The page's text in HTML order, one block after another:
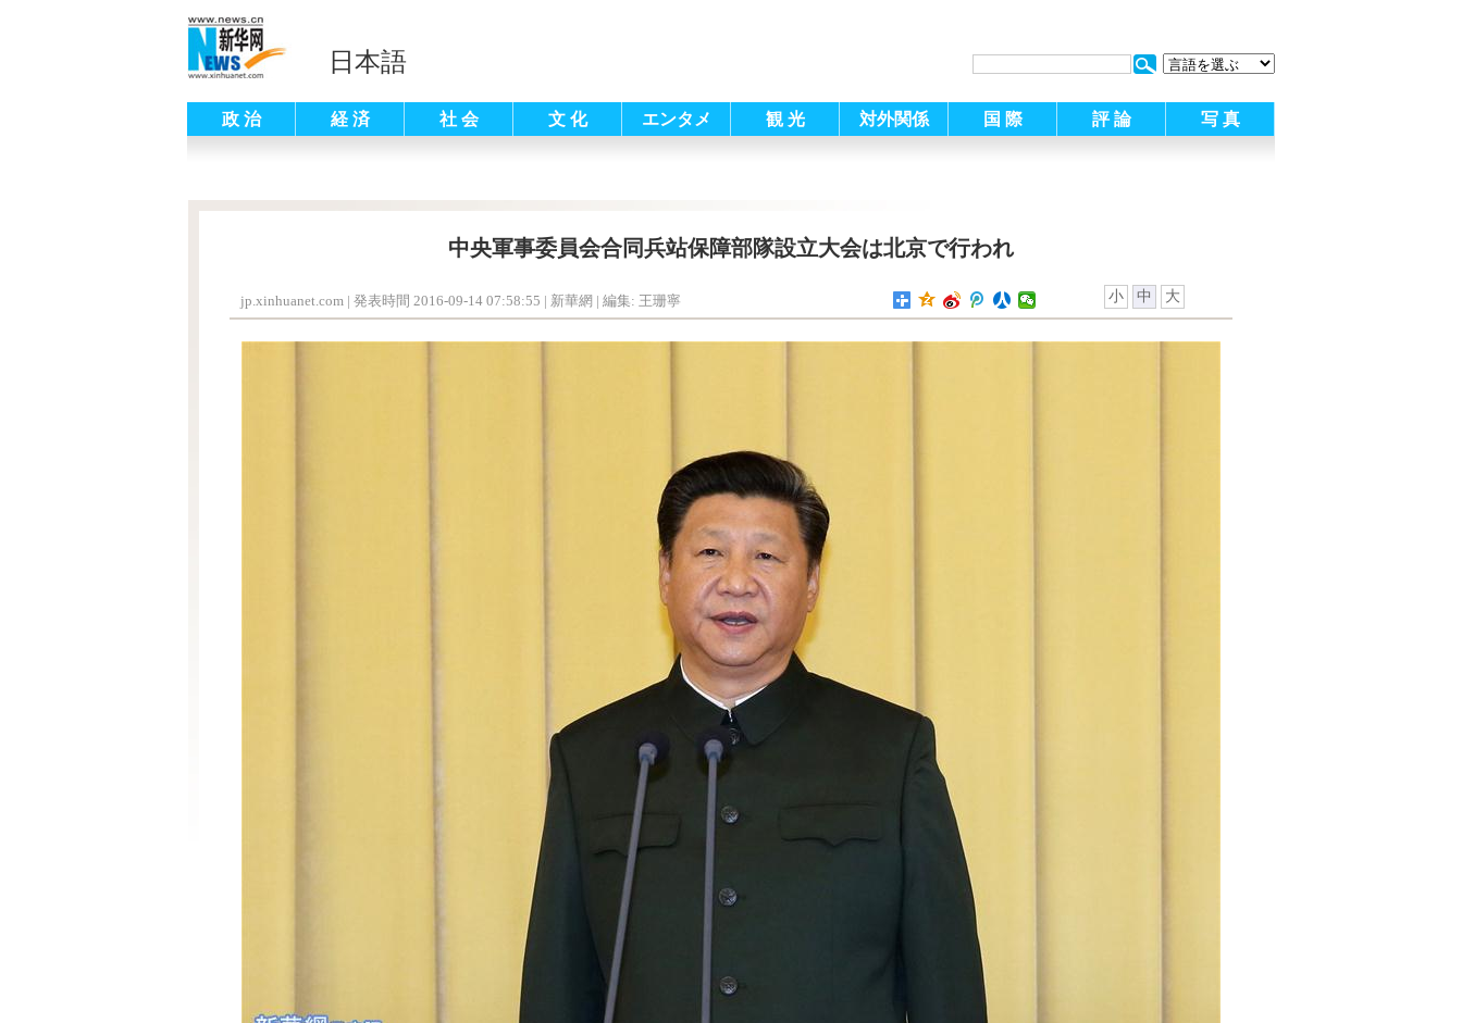
日本語
政 治 経 済 社 会 文 化 エンタメ 観 光 対外関係 国 際 評 論 写 真
中央軍事委員会合同兵站保障部隊設立大会は北京で行われ
jp.xinhuanet.com | 発表時間 2016-09-14 07:58:55 | 新華網 | 編集: 王珊寧 小 中 大